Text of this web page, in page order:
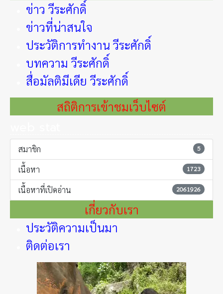
ข่าว วีระศักดิ์
ข่าวที่น่าสนใจ
ประวัติการทำงาน วีระศักดิ์
บทความ วีระศักดิ์
สื่อมัลติมีเดีย วีระศักดิ์
สถิติการเข้าชมเว็บไซต์
สมาชิก 5
เนื้อหา 1723
เนื้อหาที่เปิดอ่าน 2061926
เกี่ยวกับเรา
ประวัติความเป็นมา
ติดต่อเรา